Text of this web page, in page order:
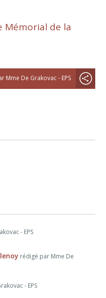
Mémorial de la
Mme De Grakovac - EPS
- EPS
rédigé par Mme De
- EPS